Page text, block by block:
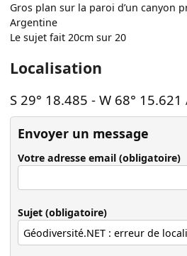
Gros plan sur la paroi d’un canyon
Argentine
Le sujet fait 20cm sur 20
Localisation
S 29° 18.485 -W 68° 15.621
Envoyer un message
Votre adresse email (obligatoire)
Sujet (obligatoire)